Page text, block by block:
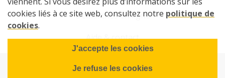
Démarches en ligne
Aide & contact
© 2026 La Sambrienne - Société de logements de service public